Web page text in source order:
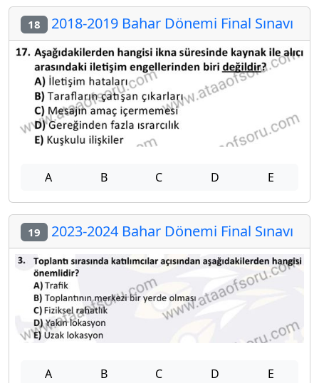
18 2018-2019 Bahar Dönemi Final Sınavı
A B C D E
19 2023-2024 Bahar Dönemi Final Sınavı
A B C D E